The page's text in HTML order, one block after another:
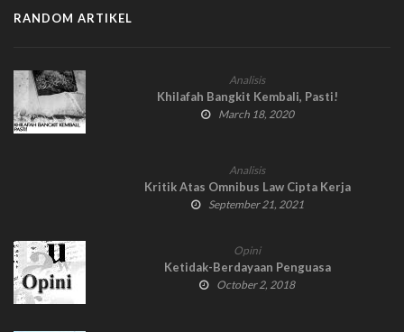
RANDOM ARTIKEL
Analisis
Khilafah Bangkit Kembali, Pasti!
March 18, 2020
Analisis
Kritik Atas Omnibus Law Cipta Kerja
September 21, 2021
Opini
Ketidak-Berdayaan Penguasa
October 2, 2018